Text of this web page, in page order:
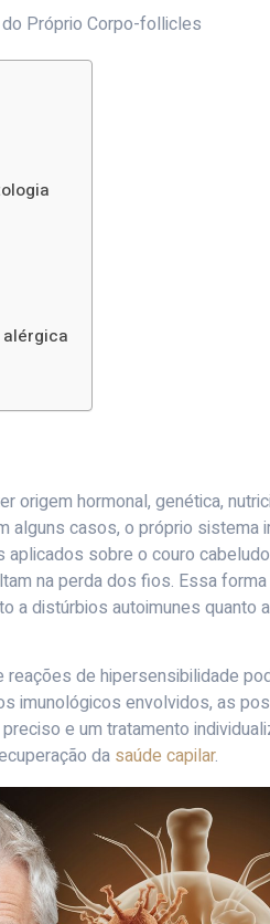
origem hormonal, genética,
alguns casos, o próprio sistema
sobre o couro
na perda dos fios. Essa
a distúrbios autoimunes quanto
de hipersensibilidade
imunológicos envolvidos, as
e um tratamento
da saúde capilar.